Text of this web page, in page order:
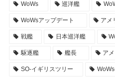
WoWs 巡洋艦
WoWsアップデート アメ
戦艦 日本巡洋艦
駆逐艦 艦長 ア
SO-イギリスツリー